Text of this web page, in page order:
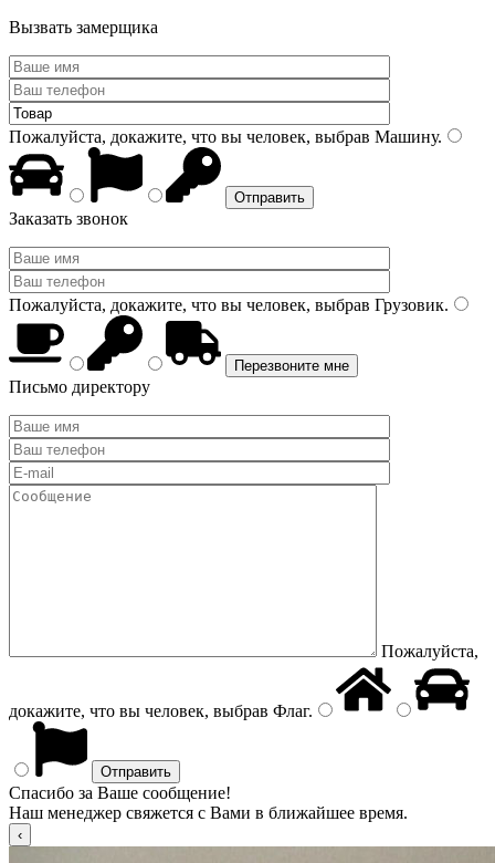
Вызвать замерщика
Пожалуйста, докажите, что вы человек, выбрав Машину.
Заказать звонок
Пожалуйста, докажите, что вы человек, выбрав Грузовик.
Письмо директору
Пожалуйста,
докажите, что вы человек, выбрав Флаг.
Спасибо за Ваше сообщение!
Наш менеджер свяжется с Вами в ближайшее время.